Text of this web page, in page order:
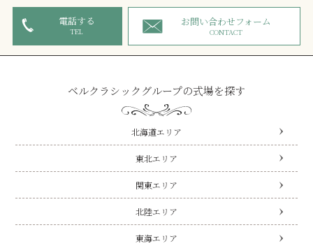
電話する
TEL
お問い合わせフォーム
CONTACT
ベルクラシックグループの式場を探す
北海道エリア
東北エリア
関東エリア
北陸エリア
東海エリア